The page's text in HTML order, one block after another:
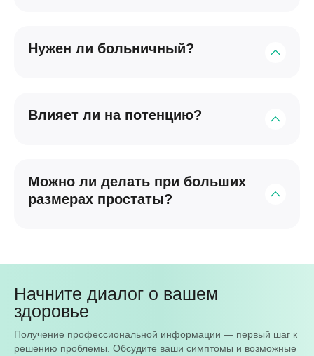
Нужен ли больничный?
дискомфорт. На этот период (3-5 дней) лучше взять
больничный.
Влияет ли на потенцию?
Можно ли делать при больших
размерах простаты?
Начните диалог о вашем
здоровье
Получение профессиональной информации — первый шаг к
решению проблемы. Обсудите ваши симптомы и возможные